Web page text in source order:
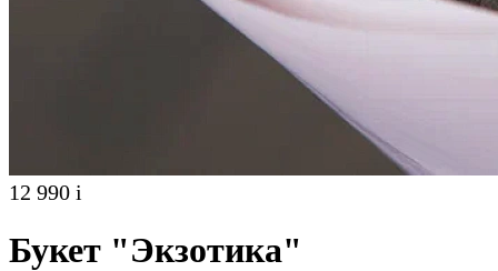
12 990 i
Букет "Экзотика"